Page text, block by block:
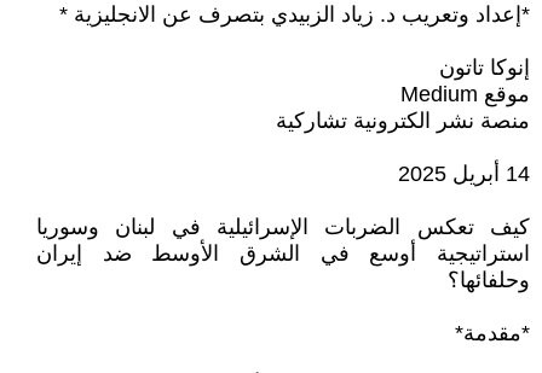
*إعداد وتعريب د. زياد الزبيدي بتصرف عن الانجليزية *
إنوكا تاتون
موقع Medium
منصة نشر الكترونية تشاركية
14 أبريل 2025
كيف تعكس الضربات الإسرائيلية في لبنان وسوريا
استراتيجية أوسع في الشرق الأوسط ضد إيران
وحلفائها؟
*مقدمة*